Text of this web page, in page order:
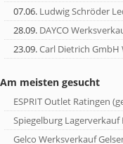
07.06. Ludwig Schröder
28.09. DAYCO
23.09.Carl Dietrich
Am meisten gesucht
ESPRIT Outlet Ratingen
Spiegelburg
Gelco Werksverkauf